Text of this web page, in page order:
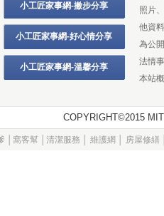
小工匠家事網-撇步分享
小工匠家事網-好心情分享
小工匠家事網-溫馨分享
照片
他資
為公
法情
本站
COPYRIGHT©2015
窩客幫 清潔服務 維護網 房屋修繕